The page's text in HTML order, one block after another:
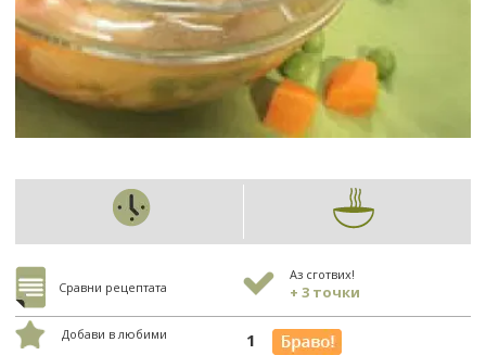
Сравни рецептата
Аз сготвих!
+ 3 точки
Добави в любими 1